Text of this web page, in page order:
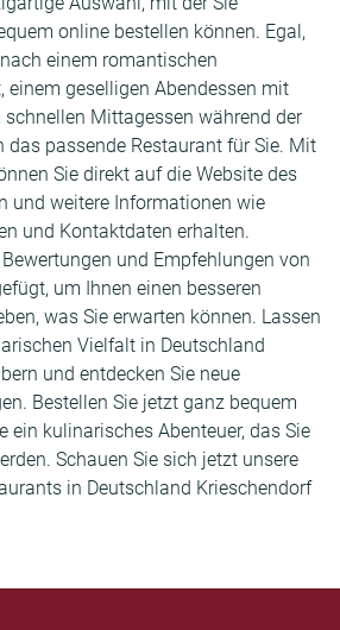
online bestellen können. Egal,
einem romantischen
einem geselligen Abendessen mit
schnellen Mittagessen während der
das passende Restaurant für Sie. Mit
Sie direkt auf die Website des
und weitere Informationen wie
und Kontaktdaten erhalten.
und Empfehlungen von
um Ihnen einen besseren
was Sie erwarten können. Lassen
Vielfalt in Deutschland
und entdecken Sie neue
Bestellen Sie jetzt ganz bequem
ein kulinarisches Abenteuer, das Sie
Schauen Sie sich jetzt unsere
in Deutschland Krieschendorf